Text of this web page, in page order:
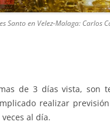
Santo en Velez-Malaga: Carlos
de 3 días vista, son
realizar
al día.